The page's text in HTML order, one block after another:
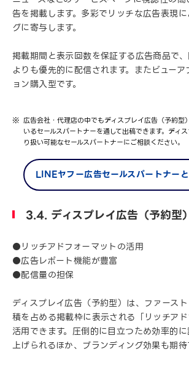
告を掲載します。多彩でリッチな広告表現
グに寄与します。
掲載期間と表示回数を保証する広告商品で
よりも優先的に配信されます。またビュー
ョン購入型です。
広告会社・代理店の中でもディスプレイ広告（予約型
いるセールスパートナーを通して出稿できます。ディ
り扱い可能なセールスパートナーにご相談ください。
LINEヤフー広告セールスパートナー
3.4. ディスプレイ広告（予約型
●リッチアドフォーマットの活用
●広告レポート機能が豊富
●配信量の担保
ディスプレイ広告（予約型）は、ファース
積を占める掲載枠に表示される「リッチア
活用できます。圧倒的に目立つため効率的
上げられるほか、ブランディング効果も期待